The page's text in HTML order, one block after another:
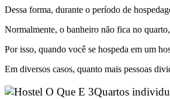
Dessa forma, durante o período de
Normalmente, o banheiro não fica no
Por isso, quando você se hospeda em um
Em diversos casos, quanto mais pessoas
Quartos